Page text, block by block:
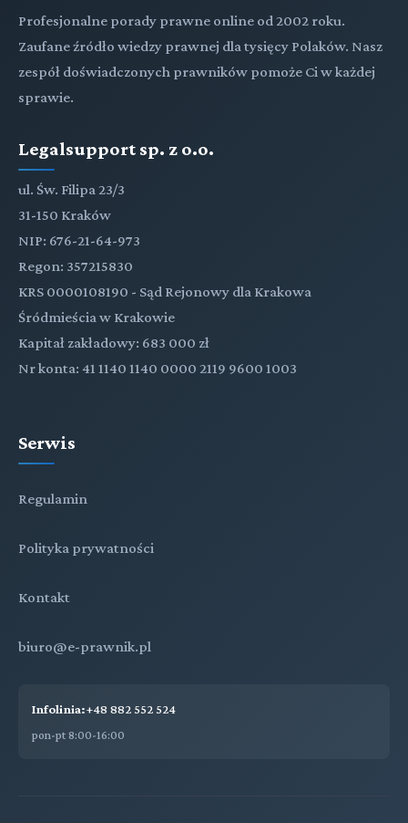
Profesjonalne porady prawne online od 2002 roku.
Zaufane źródło wiedzy prawnej dla tysięcy Polaków. Nasz
zespół doświadczonych prawników pomoże Ci w każdej
sprawie.
Legalsupport sp. z o.o.
ul. Św. Filipa 23/3
31-150 Kraków
NIP: 676-21-64-973
Regon: 357215830
KRS 0000108190 - Sąd Rejonowy dla Krakowa
Śródmieścia w Krakowie
Kapitał zakładowy: 683 000 zł
Nr konta: 41 1140 1140 0000 2119 9600 1003
Serwis
Regulamin
Polityka prywatności
Kontakt
biuro@e-prawnik.pl
Infolinia:+48 882 552 524
pon-pt 8:00-16:00